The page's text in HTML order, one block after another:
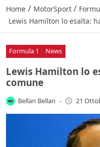
Home / MotorSport /
Lewis Hamilton lo esalta:
Formula 1 News
Lewis Hamilton lo
comune
Bellan Bellan - 21